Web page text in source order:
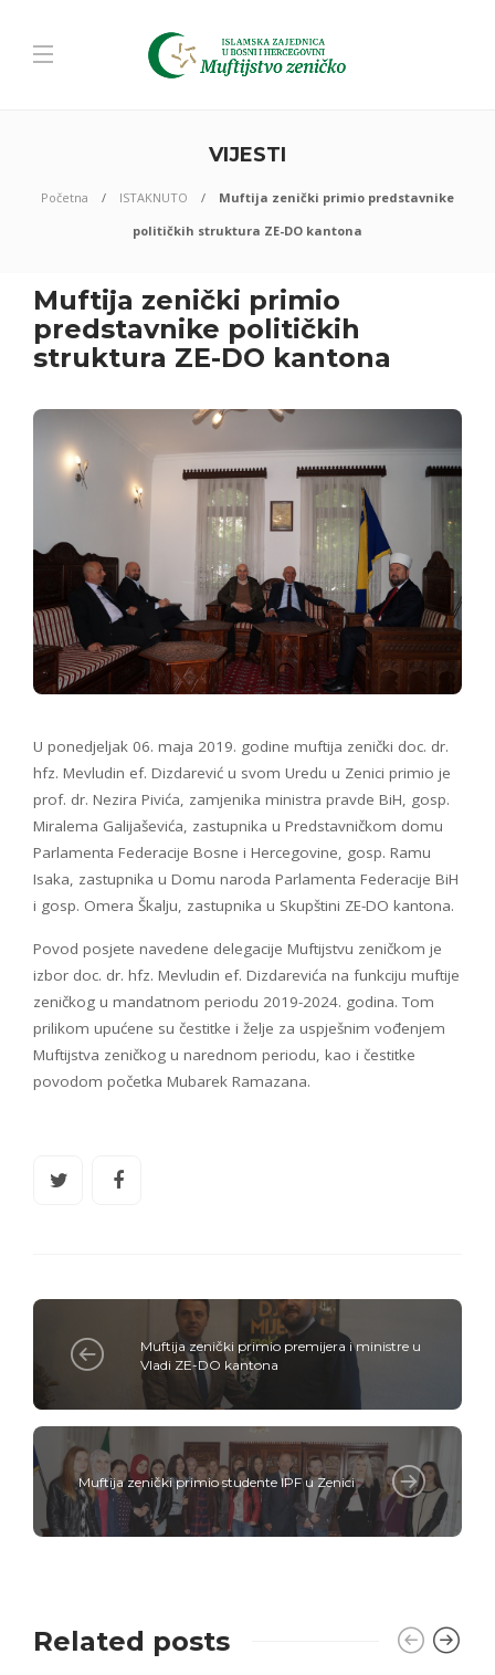
VIJESTI
Početna ISTAKNUTO
Muftija zenički primio predstavnike
političkih struktura ZE-DO kantona
Muftija zenički primio
predstavnike političkih
struktura ZE-DO kantona
U ponedjeljak 06. maja 2019. godine muftija zenički doc. dr.
hfz. Mevludin ef. Dizdarević u svom Uredu u Zenici primio je
prof. dr. Nezira Pivića, zamjenika ministra pravde BiH, gosp.
Miralema Galijaševića, zastupnika u Predstavničkom domu
Parlamenta Federacije Bosne i Hercegovine, gosp. Ramu
Isaka, zastupnika u Domu naroda Parlamenta Federacije BiH
i gosp. Omera Škalju, zastupnika u Skupštini ZE-DO kantona.
Povod posjete navedene delegacije Muftijstvu zeničkom je
izbor doc. dr. hfz. Mevludin ef. Dizdarevića na funkciju muftije
zeničkog u mandatnom periodu 2019-2024. godina. Tom
prilikom upućene su čestitke i želje za uspješnim vođenjem
Muftijstva zeničkog u narednom periodu, kao i čestitke
povodom početka Mubarek Ramazana.
Muftija zenički primio premijera i ministre u
Vladi ZE-DO kantona
Muftija zenički primio studente IPF u Zenici
Related posts